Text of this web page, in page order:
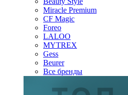
Miracle Premium
CF Magic
Foreo
LALOO
MYTREX
Gess
Beurer
Все бренды